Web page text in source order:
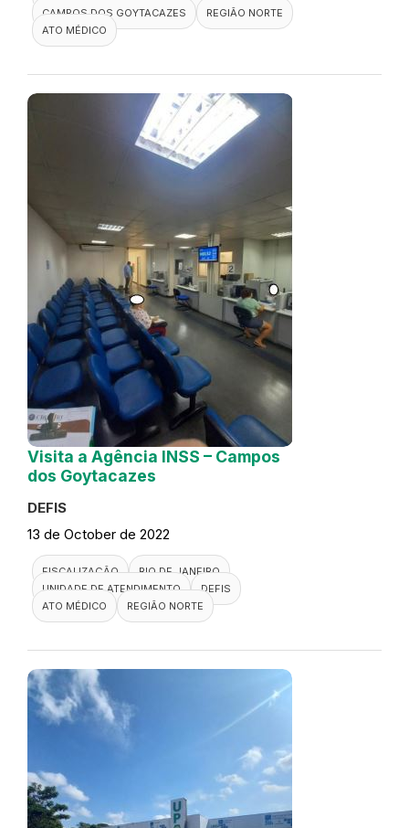
CAMPOS DOS GOYTACAZES
REGIÃO NORTE
ATO MÉDICO
Visita a Agência INSS – Campos
dos Goytacazes
DEFIS
13 de October de 2022
FISCALIZAÇÃO
RIO DE JANEIRO
UNIDADE DE ATENDIMENTO
DEFIS
ATO MÉDICO
REGIÃO NORTE